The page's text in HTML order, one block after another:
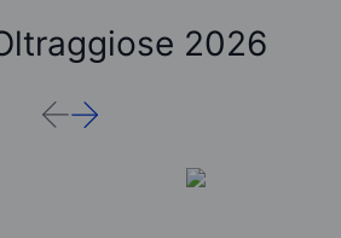
2026